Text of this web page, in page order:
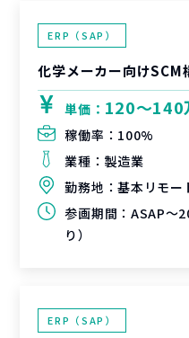
ERP（SAP）
化学メーカー向けSCM
単価： 120〜140
稼働率： 100%
業種： 製造業
勤務地：基本リモー
参画期間： ASAP～
り）
ERP（SAP）